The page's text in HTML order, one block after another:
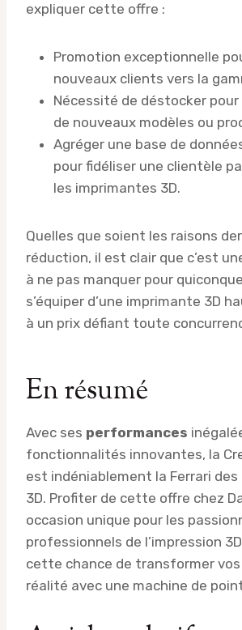
expliquer cette offre :
Promotion exceptionnelle
nouveaux clients vers la
Nécessité de déstocker
de nouveaux modèles ou
Agréger une base de
pour fidéliser une clientèle
les imprimantes 3D.
Quelles que soient les raisons
réduction, il est clair que c’est
à ne pas manquer pour
s’équiper d’une imprimante 3D
à un prix défiant toute
En résumé
Avec ses performances
fonctionnalités innovantes, la
est indéniablement la Ferrari
3D. Profiter de cette offre chez
occasion unique pour les
professionnels de l’impression
cette chance de transformer vos
réalité avec une machine de